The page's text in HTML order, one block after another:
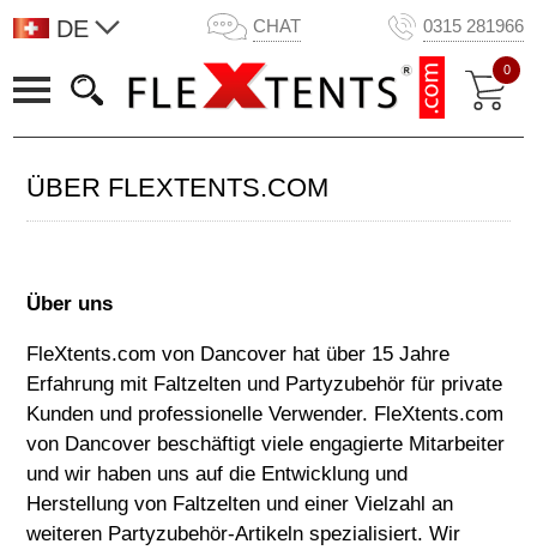
DE CHAT 0315 281966
0
ÜBER FLEXTENTS.COM
Über uns
FleXtents.com von Dancover hat über 15 Jahre
Erfahrung mit Faltzelten und Partyzubehör für private
Kunden und professionelle Verwender. FleXtents.com
von Dancover beschäftigt viele engagierte Mitarbeiter
und wir haben uns auf die Entwicklung und
Herstellung von Faltzelten und einer Vielzahl an
weiteren Partyzubehör-Artikeln spezialisiert. Wir